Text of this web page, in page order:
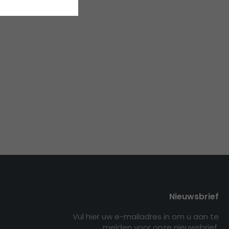
Nieuwsbrief
Vul hier uw e-mailadres in om u aan te